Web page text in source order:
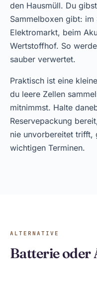
den Hausmüll. Du
Sammelboxen gibt:
Elektromarkt, beim
Wertstoffhof. So
sauber verwertet.
Praktisch ist eine
du leere Zellen
mitnimmst. Halte
Reservepackung
nie unvorbereitet trifft,
wichtigen Terminen.
ALTERNATIVE
Batterie oder